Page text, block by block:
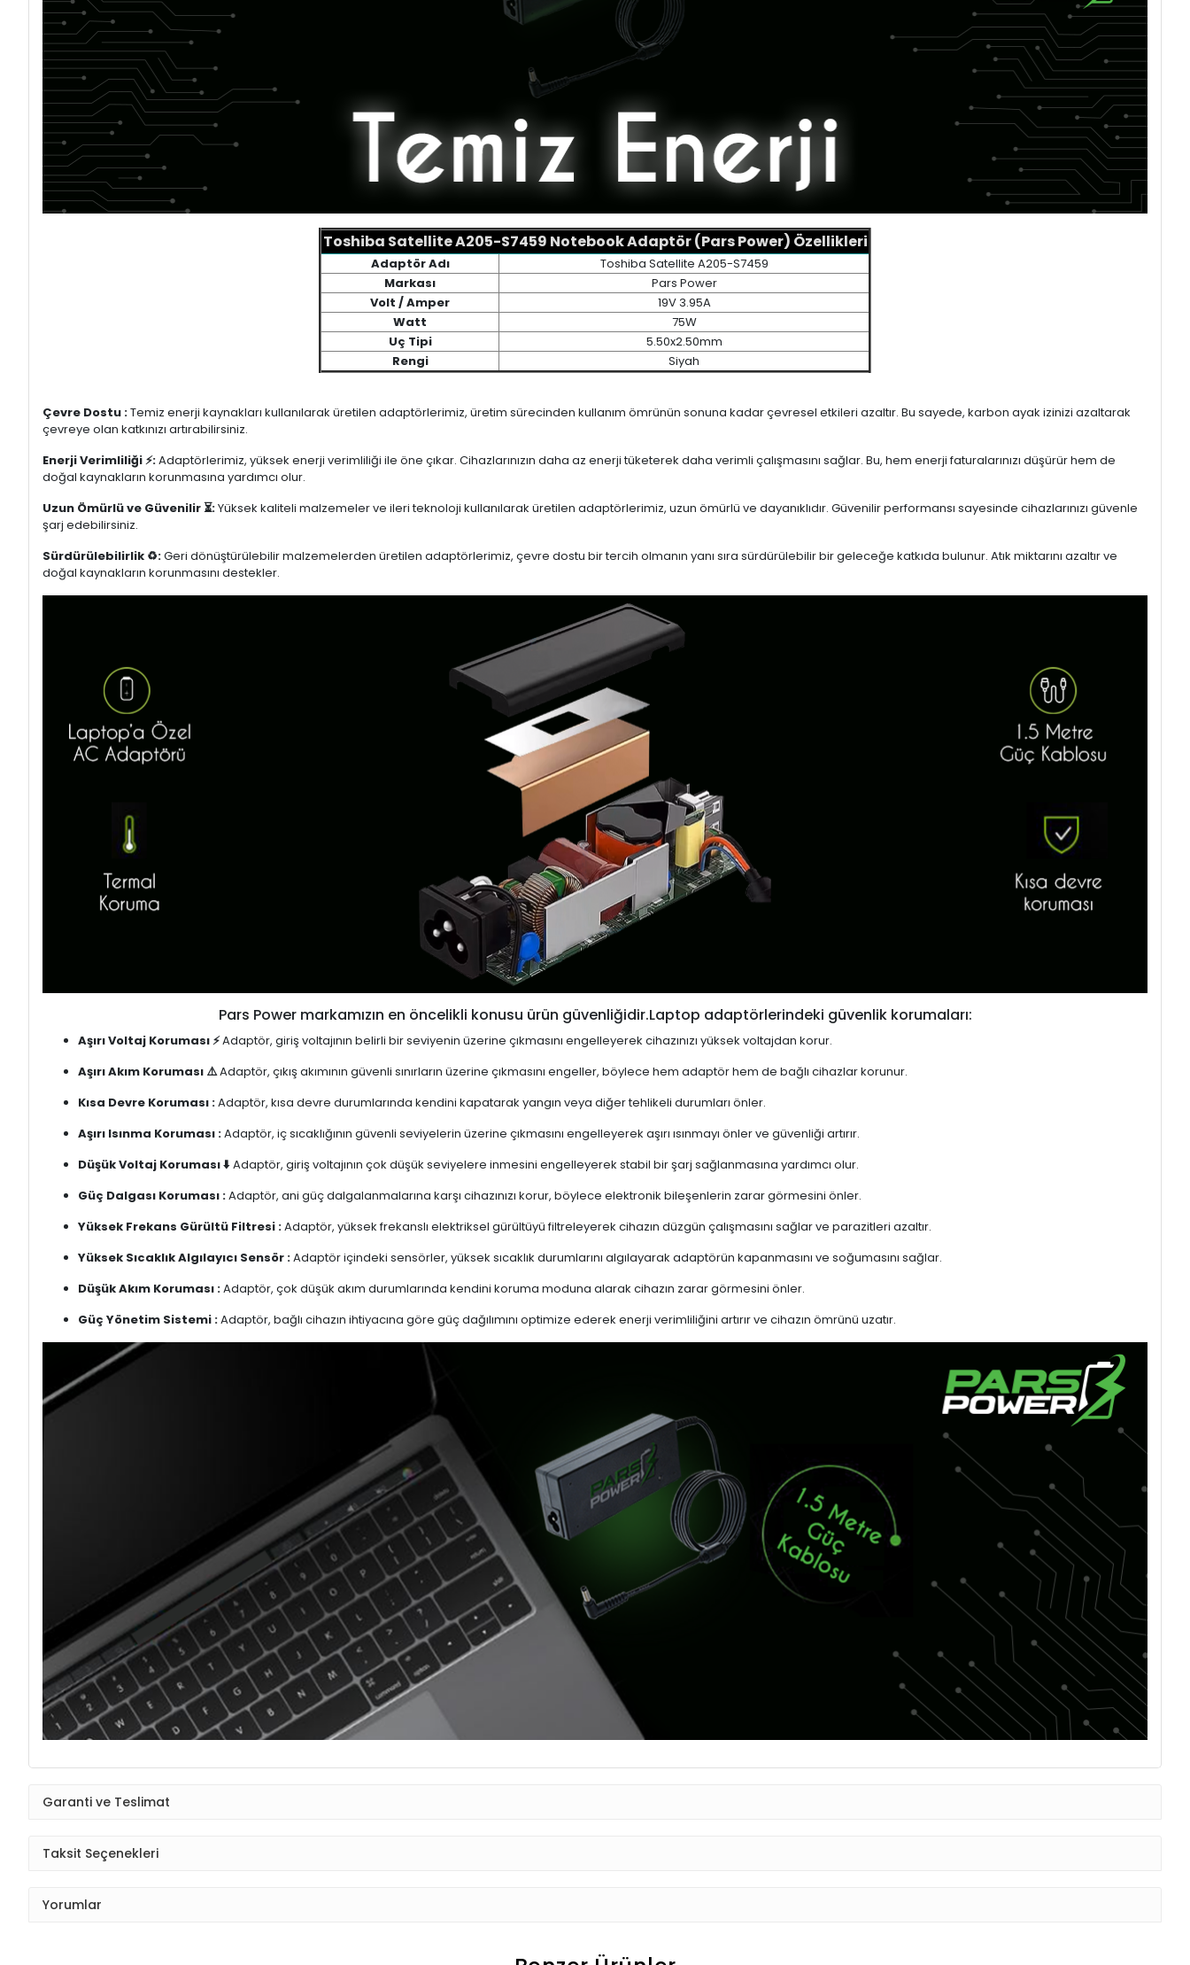
Toshiba Satellite A205-S7459 Notebook Adaptör (Pars Power) Özellikleri
Adaptör Adı
Toshiba Satellite A205-S7459
Markası
Pars Power
Volt / Amper
19V 3.95A
Watt
75W
Uç Tipi
5.50x2.50mm
Rengi
Siyah
Çevre Dostu :Temiz enerji kaynakları kullanılarak üretilen adaptörlerimiz, üretim sürecinden kullanım ömrünün sonuna kadar çevresel etkileri azaltır. Bu sayede, karbon ayak izinizi azaltarak
çevreye olan katkınızı artırabilirsiniz.
Enerji Verimliliği ⚡:Adaptörlerimiz, yüksek enerji verimliliği ile öne çıkar. Cihazlarınızın daha az enerji tüketerek daha verimli çalışmasını sağlar. Bu, hem enerji faturalarınızı düşürür hem de
doğal kaynakların korunmasına yardımcı olur.
Uzun Ömürlü ve Güvenilir ⏳:Yüksek kaliteli malzemeler ve ileri teknoloji kullanılarak üretilen adaptörlerimiz, uzun ömürlü ve dayanıklıdır. Güvenilir performansı sayesinde cihazlarınızı güvenle
şarj edebilirsiniz.
Sürdürülebilirlik ♻️:Geri dönüştürülebilir malzemelerden üretilen adaptörlerimiz, çevre dostu bir tercih olmanın yanı sıra sürdürülebilir bir geleceğe katkıda bulunur. Atık miktarını azaltır ve
doğal kaynakların korunmasını destekler.
Pars Power markamızın en öncelikli konusu ürün güvenliğidir.Laptop adaptörlerindeki güvenlik korumaları:
Aşırı Voltaj Koruması ⚡Adaptör, giriş voltajının belirli bir seviyenin üzerine çıkmasını engelleyerek cihazınızı yüksek voltajdan korur.
Aşırı Akım Koruması ⚠️Adaptör, çıkış akımının güvenli sınırların üzerine çıkmasını engeller, böylece hem adaptör hem de bağlı cihazlar korunur.
Kısa Devre Koruması :Adaptör, kısa devre durumlarında kendini kapatarak yangın veya diğer tehlikeli durumları önler.
Aşırı Isınma Koruması :Adaptör, iç sıcaklığının güvenli seviyelerin üzerine çıkmasını engelleyerek aşırı ısınmayı önler ve güvenliği artırır.
Düşük Voltaj Koruması ⬇️Adaptör, giriş voltajının çok düşük seviyelere inmesini engelleyerek stabil bir şarj sağlanmasına yardımcı olur.
Güç Dalgası Koruması :Adaptör, ani güç dalgalanmalarına karşı cihazınızı korur, böylece elektronik bileşenlerin zarar görmesini önler.
Yüksek Frekans Gürültü Filtresi :Adaptör, yüksek frekanslı elektriksel gürültüyü filtreleyerek cihazın düzgün çalışmasını sağlar ve parazitleri azaltır.
Yüksek Sıcaklık Algılayıcı Sensör :Adaptör içindeki sensörler, yüksek sıcaklık durumlarını algılayarak adaptörün kapanmasını ve soğumasını sağlar.
Düşük Akım Koruması :Adaptör, çok düşük akım durumlarında kendini koruma moduna alarak cihazın zarar görmesini önler.
Güç Yönetim Sistemi :Adaptör, bağlı cihazın ihtiyacına göre güç dağılımını optimize ederek enerji verimliliğini artırır ve cihazın ömrünü uzatır.
Garanti ve Teslimat
Taksit Seçenekleri
Yorumlar